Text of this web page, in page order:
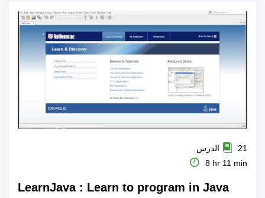
21 الدرس
8 hr 11 min
LearnJava : Learn to program in Java